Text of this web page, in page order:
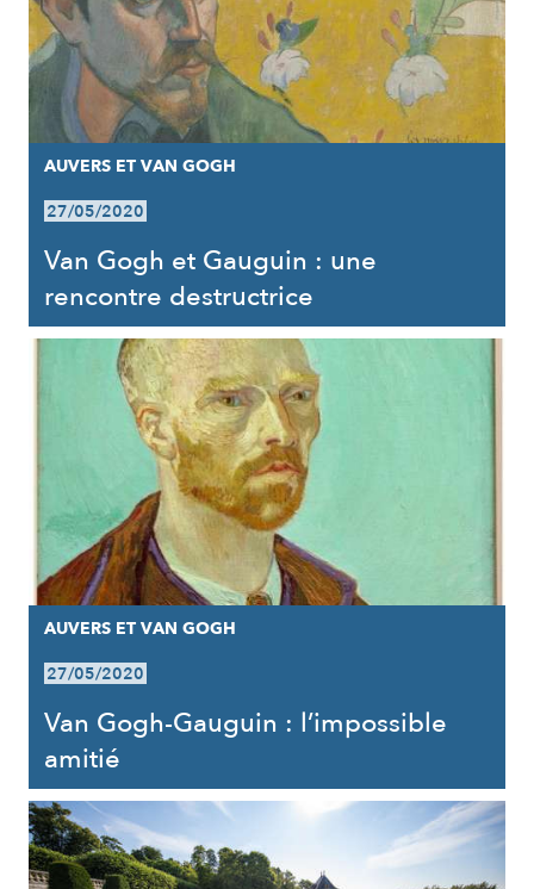
AUVERS ET VAN GOGH
27/05/2020
Van Gogh et Gauguin : une
rencontre destructrice
AUVERS ET VAN GOGH
27/05/2020
Van Gogh-Gauguin : l’impossible
amitié